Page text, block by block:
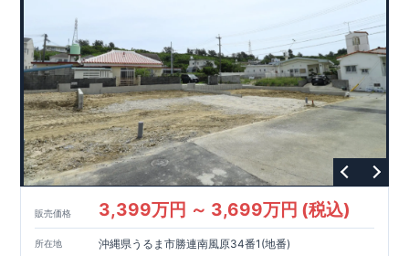
販売価格 3,399万円 ～ 3,699万円 (税込)
所在地 沖縄県うるま市勝連南風原34番1(地番)